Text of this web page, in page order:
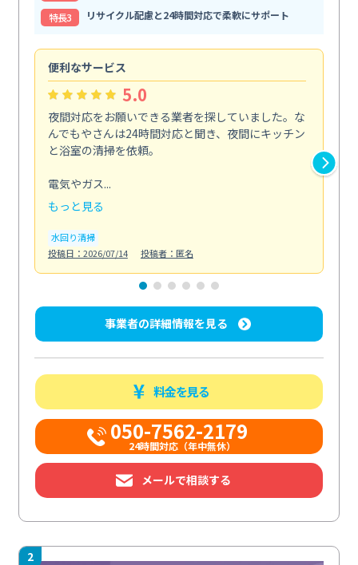
特⻑3
リサイクル配慮と24時間対応で柔軟にサポート
便利なサービス
5.0
夜間対応をお願いできる業者を探していました。な
んでもやさんは24時間対応と聞き、夜間にキッチン
と浴室の清掃を依頼。
電気やガス...
もっと見る
水回り清掃
投稿日：2026/07/14
投稿者：匿名
事業者の詳細情報を見る
料金を見る
050-7562-2179
24時間対応（年中無休）
メールで相談する
2